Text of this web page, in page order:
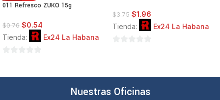
011 Refresco ZUKO 15g
$0.76 $0.54
Tienda:
Ex24 La Habana
$3.75 $1.96
Tienda:
Ex24 La Habana
Nuestras Oficinas